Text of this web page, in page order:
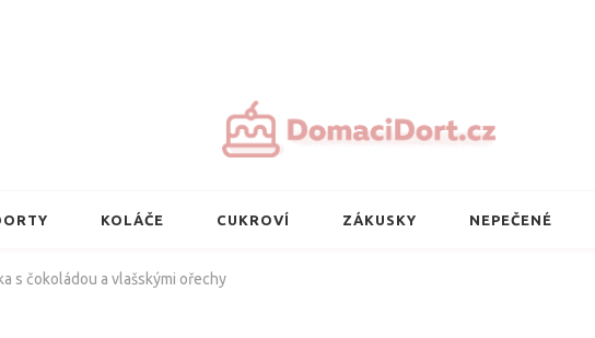
KOLÁČE CUKROVÍ ZÁKUSKY NEPEČENÉ
s čokoládou a vlašskými ořechy